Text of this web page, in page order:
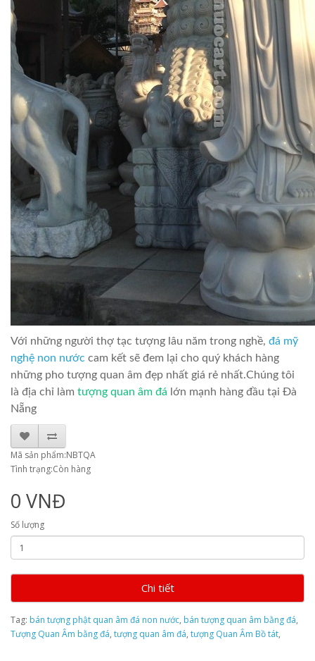
Với những người thợ tạc tượng lâu năm trong nghề, đá mỹ
nghệ non nước cam kết sẽ đem lại cho quý khách hàng
những pho tượng quan âm đẹp nhất giá rẻ nhất.Chúng tôi
là địa chỉ làm tượng quan âm đá lớn mạnh hàng đầu tại Đà
Nẵng
Mã sản phẩm:NBTQA
Tình trạng:Còn hàng
0 VNĐ
Số lượng
Chi tiết
Tag: bán tượng phật quan âm đá non nước, bán tượng quan âm bằng đá,
Tượng Quan Âm bằng đá, tượng quan âm đá, tượng Quan Âm Bồ tát,